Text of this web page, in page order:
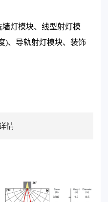
灯模块、线型射灯模
)、导轨射灯模块、装饰
情